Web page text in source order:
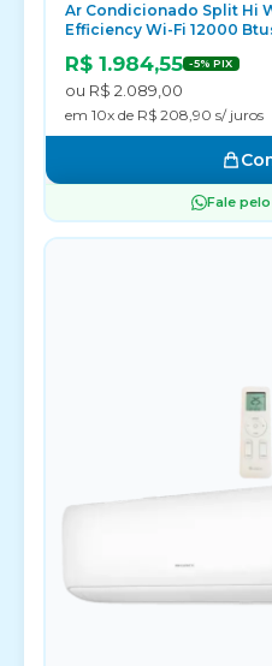
Ar Condicionado Split Hi
Efficiency Wi-Fi 12000
R$ 1.984,55 -5% PIX
ou R$ 2.089,00
em 10x de R$ 208,90 s/ juros
Fale